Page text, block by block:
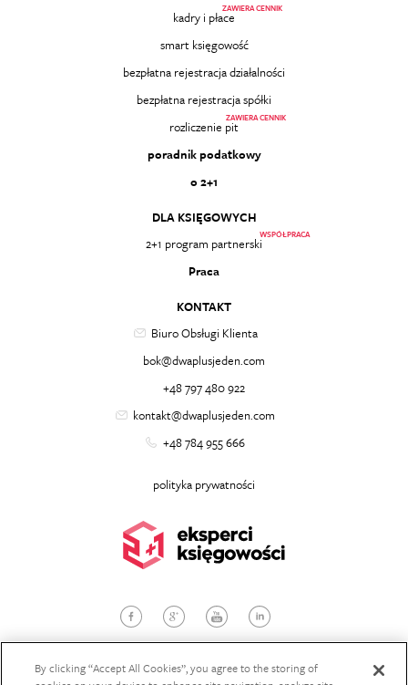
Projekt i wykonanie:
StudioBrothers
kadry i płace
ZAWIERA CENNIK
smart księgowość
bezpłatna rejestracja działalności
bezpłatna rejestracja spółki
rozliczenie pit
ZAWIERA CENNIK
poradnik podatkowy
o 2+1
DLA KSIĘGOWYCH
2+1 program partnerski
WSPÓŁPRACA
Praca
KONTAKT
Biuro Obsługi Klienta
bok@dwaplusjeden.com
+48 797 480 922
kontakt@dwaplusjeden.com
+48 784 955 666
polityka prywatności
By clicking “Accept All Cookies”, you agree to the storing of